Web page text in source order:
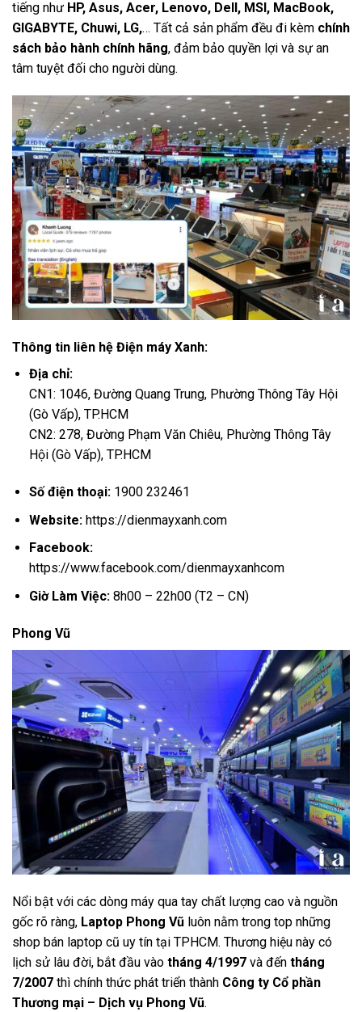
tiếng như HP, Asus, Acer, Lenovo, Dell, MSI, MacBook,
GIGABYTE, Chuwi, LG,… Tất cả sản phẩm đều đi kèm chính
sách bảo hành chính hãng, đảm bảo quyền lợi và sự an
tâm tuyệt đối cho người dùng.
Thông tin liên hệ Điện máy Xanh:
Địa chỉ:
CN1: 1046, Đường Quang Trung, Phường Thông Tây Hội
(Gò Vấp), TP.HCM
CN2: 278, Đường Phạm Văn Chiêu, Phường Thông Tây
Hội (Gò Vấp), TP.HCM
Số điện thoại:1900 232461
Website:https://dienmayxanh.com
Facebook:
https://www.facebook.com/dienmayxanhcom
Giờ Làm Việc:8h00 – 22h00 (T2 – CN)
Phong Vũ
Nổi bật với các dòng máy qua tay chất lượng cao và nguồn
gốc rõ ràng, Laptop Phong Vũ luôn nằm trong top những
shop bán laptop cũ uy tín tại TPHCM. Thương hiệu này có
lịch sử lâu đời, bắt đầu vào tháng 4/1997 và đến tháng
7/2007 thì chính thức phát triển thành Công ty Cổ phần
Thương mại – Dịch vụ Phong Vũ.